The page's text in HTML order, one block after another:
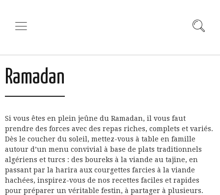
Ramadan
Si vous êtes en plein jeûne du Ramadan, il vous faut
prendre des forces avec des repas riches, complets et variés.
Dès le coucher du soleil, mettez-vous à table en famille
autour d’un menu convivial à base de plats traditionnels
algériens et turcs : des boureks à la viande au tajine, en
passant par la harira aux courgettes farcies à la viande
hachées, inspirez-vous de nos recettes faciles et rapides
pour préparer un véritable festin, à partager à plusieurs.